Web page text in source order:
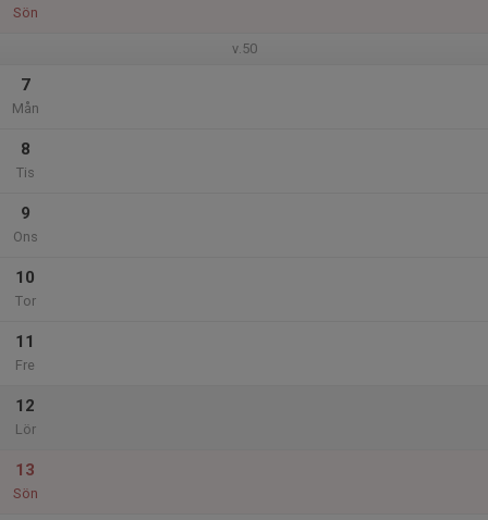
Sön
v.50
7
Mån
8
Tis
9
Ons
10
Tor
11
Fre
12
Lör
13
Sön